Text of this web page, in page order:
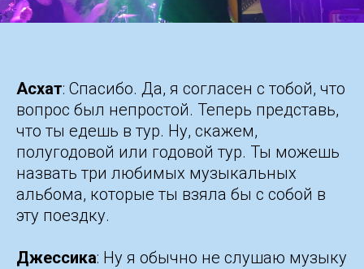
Асхат: Спасибо. Да, я согласен с тобой, что
вопрос был непростой. Теперь представь,
что ты едешь в тур. Ну, скажем,
полугодовой или годовой тур. Ты можешь
назвать три любимых музыкальных
альбома, которые ты взяла бы с собой в
эту поездку.
Джессика: Ну я обычно не слушаю музыку